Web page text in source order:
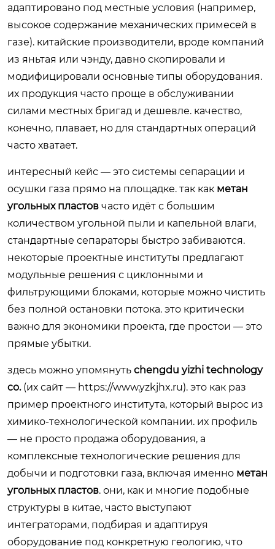
адаптировано под местные условия (например,
высокое содержание механических примесей в
газе). китайские производители, вроде компаний
из яньтая или чэнду, давно скопировали и
модифицировали основные типы оборудования.
их продукция часто проще в обслуживании
силами местных бригад и дешевле. качество,
конечно, плавает, но для стандартных операций
часто хватает.
интересный кейс — это системы сепарации и
осушки газа прямо на площадке. так как метан
угольных пластов часто идёт с большим
количеством угольной пыли и капельной влаги,
стандартные сепараторы быстро забиваются.
некоторые проектные институты предлагают
модульные решения с циклонными и
фильтрующими блоками, которые можно чистить
без полной остановки потока. это критически
важно для экономики проекта, где простои — это
прямые убытки.
здесь можно упомянуть chengdu yizhi technology
co.(их сайт — https://www.yzkjhx.ru). это как раз
пример проектного института, который вырос из
химико-технологической компании. их профиль
— не просто продажа оборудования, а
комплексные технологические решения для
добычи и подготовки газа, включая именно метан
угольных пластов. они, как и многие подобные
структуры в китае, часто выступают
интеграторами, подбирая и адаптируя
оборудование под конкретную геологию, что